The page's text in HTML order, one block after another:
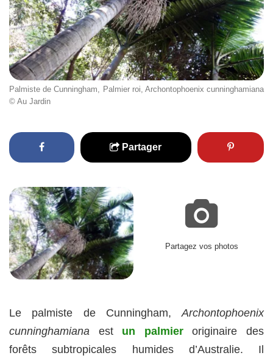
Palmiste de Cunningham, Palmier roi, Archontophoenix cunninghamiana
© Au Jardin
Partager
Partagez vos photos
Le palmiste de Cunningham,Archontophoenix
cunninghamiana est un palmieroriginaire des
forêts subtropicales humides d’Australie. Il